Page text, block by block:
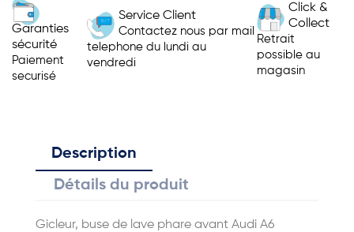
Garanties
sécurité
Paiement
securisé
Service Client
Contactez nous par mail
telephone du lundi au
vendredi
Click &
Collect
Retrait
possible au
magasin
Description
Détails du produit
Gicleur, buse de lave phare avant Audi A6